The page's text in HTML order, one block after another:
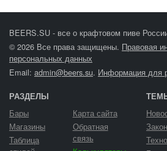
BEERS.SU - все о крафтовом пиве
© 2026 Все права защищены. Правовая
персональных данных
Email: admin@beers.su. Информация для
РАЗДЕЛЫ
Бары
Магазины
Таблица
Карта сайта
Обратная
связь